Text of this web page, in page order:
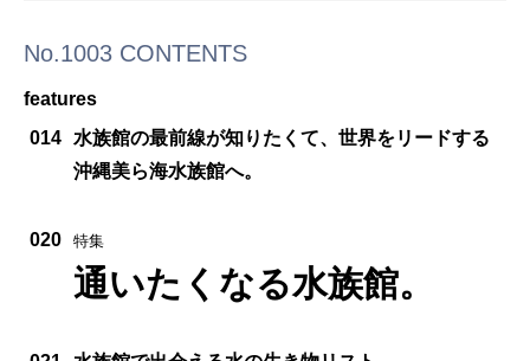
No.1003 CONTENTS
features
014
水族館の最前線が知りたくて、世界をリードする
沖縄美ら海水族館へ。
020 特集
通いたくなる水族館。